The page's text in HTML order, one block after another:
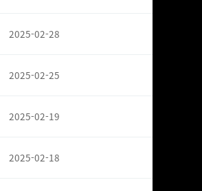
2025-02-28
2025-02-25
2025-02-19
2025-02-18